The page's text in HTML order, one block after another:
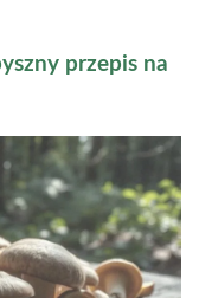
przepis na